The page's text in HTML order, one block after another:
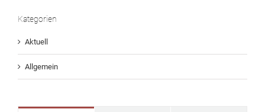
Kategorien
Aktuell
Allgemein